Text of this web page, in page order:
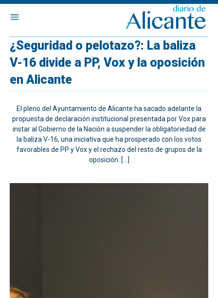
¿Seguridad o pelotazo?: La baliza
V-16 divide a PP, Vox y la oposición
en Alicante
El pleno del Ayuntamiento de Alicante ha sacado adelante la
propuesta de declaración institucional presentada por Vox para
instar al Gobierno de la Nación a suspender la obligatoriedad de
la baliza V-16, una iniciativa que ha prosperado con los votos
favorables de PP y Vox y el rechazo del resto de grupos de la
oposición. […]